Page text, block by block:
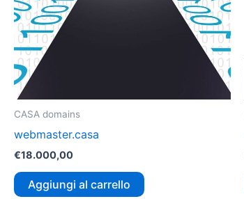
CASA domains
webmaster.casa
€18.000,00
Aggiungi al carrello